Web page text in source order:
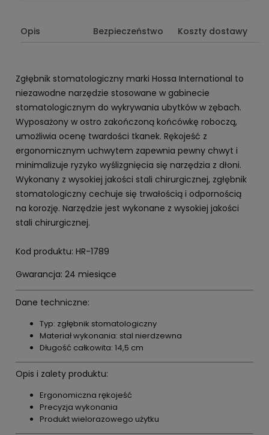
Opis Bezpieczeństwo Koszty dostawy
Zgłębnik stomatologiczny marki Hossa International to
niezawodne narzędzie stosowane w gabinecie
stomatologicznym do wykrywania ubytków w zębach.
Wyposażony w ostro zakończoną końcówkę roboczą,
umożliwia ocenę twardości tkanek. Rękojeść z
ergonomicznym uchwytem zapewnia pewny chwyt i
minimalizuje ryzyko wyślizgnięcia się narzędzia z dłoni.
Wykonany z wysokiej jakości stali chirurgicznej, zgłębnik
stomatologiczny cechuje się trwałością i odpornością
na korozję. Narzędzie jest wykonane z wysokiej jakości
stali chirurgicznej.
Kod produktu: HR-1789
Gwarancja: 24 miesiące
Dane techniczne:
Typ: zgłębnik stomatologiczny
Materiał wykonania: stal nierdzewna
Długość całkowita: 14,5 cm
Opis i zalety produktu:
Ergonomiczna rękojeść
Precyzja wykonania
Produkt wielorazowego użytku